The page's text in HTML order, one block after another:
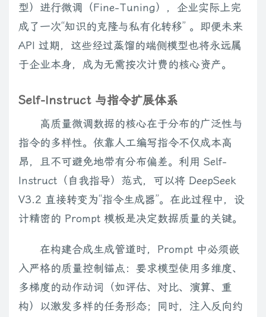
型）进行微调（Fine-Tuning），企业实际上完
成了一次“知识的克隆与私有化转移” 。即便未来
API 过期，这些经过蒸馏的端侧模型也将永远属
于企业本身，成为无需按次计费的核心资产。
Self-Instruct 与指令扩展体系
高质量微调数据的核心在于分布的广泛性与
指令的多样性。依靠人工编写指令不仅成本高
昂，且不可避免地带有分布偏差。利用 Self-
Instruct（自我指导）范式，可以将 DeepSeek
V3.2 直接转变为“指令生成器”。在此过程中，设
计精密的 Prompt 模板是决定数据质量的关键。
在构建合成生成管道时，Prompt 中必须嵌
入严格的质量控制锚点：要求模型使用多维度、
多梯度的动作动词（如评估、对比、演算、重
构）以激发多样的任务形态；同时，注入反向约